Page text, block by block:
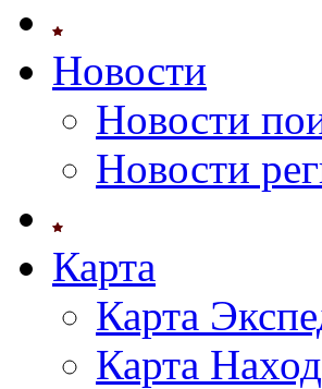
Новости
Новости
Новости
Карта
Карта
Карта